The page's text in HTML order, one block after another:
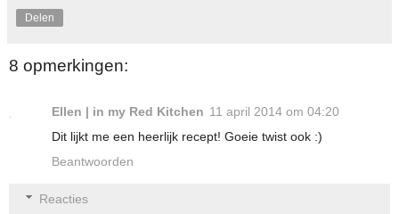
Delen
8 opmerkingen:
Ellen | in my Red Kitchen 11 april 2014 om 04:20
Dit lijkt me een heerlijk recept! Goeie twist ook :)
Beantwoorden
Reacties